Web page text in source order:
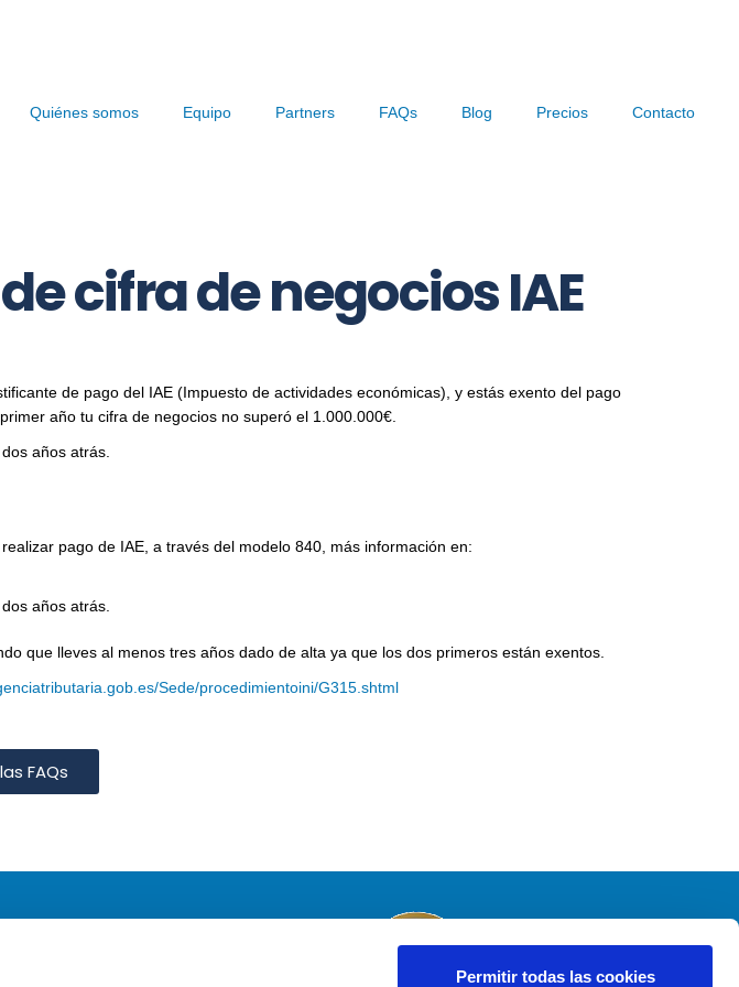
Permitir todas las cookies
Quiénes somos Equipo Partners FAQs Blog Precios Contacto
cifra de negocios IAE
de pago del IAE (Impuesto de actividades económicas), y estás exento del pago
año tu cifra de negocios no superó el 1.000.000€.
años atrás.
pago de IAE, a través del modelo 840, más información en:
años atrás.
que lleves al menos tres años dado de alta ya que los dos primeros están exentos.
Sede/procedimientoini/G315.shtml
FAQs